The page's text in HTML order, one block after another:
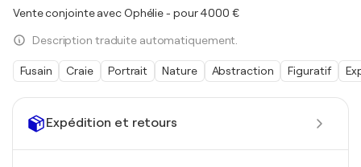
Expédition et retours
Vente conjointe avec Ophélie - pour 4000 €
Description traduite automatiquement.
Fusain Craie Portrait Nature Abstraction Figuratif